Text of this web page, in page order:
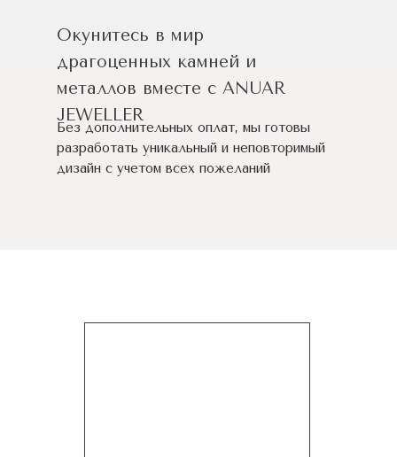
Окунитесь в мир
драгоценных камней и
металлов вместе с ANUAR
JEWELLER
Без дополнительных оплат, мы готовы
разработать уникальный и неповторимый
дизайн c учетом всех пожеланий